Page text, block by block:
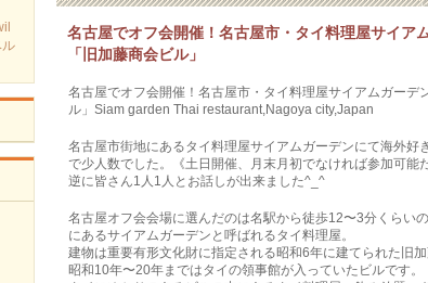
名古屋でオフ会開催！名古屋市・タイ料理屋サイア
「旧加藤商会ビル」
名古屋でオフ会開催！名古屋市・タイ料理屋サイアムガー
ル」Siam garden Thai restaurant,Nagoya city,Japan
名古屋市街地にあるタイ料理屋サイアムガーデンにて海外
で少人数でした。《土日開催、月末月初でなければ参加可能
逆に皆さん1人1人とお話しが出来ました^_^
名古屋オフ会会場に選んだのは名駅から徒歩12〜3分くらい
にあるサイアムガーデンと呼ばれるタイ料理屋。
建物は重要有形文化財に指定される昭和6年に建てられた旧加
昭和10年〜20年まではタイの領事館が入っていたビルです。